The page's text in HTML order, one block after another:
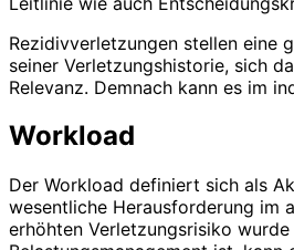
Rezidivverletzungen stellen eine
seiner Verletzungshistorie, sich
Relevanz. Demnach kann es im
Workload
Der Workload definiert sich als
wesentliche Herausforderung im
erhöhten Verletzungsrisiko